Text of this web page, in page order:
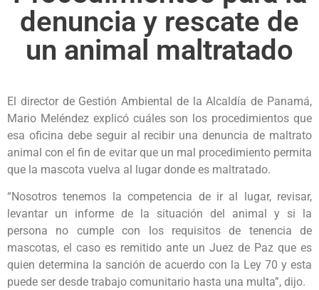
denuncia y rescate de
un animal maltratado
El director de Gestión Ambiental de la Alcaldía de Panamá,
Mario Meléndez explicó cuáles son los procedimientos que
esa oficina debe seguir al recibir una denuncia de maltrato
animal con el fin de evitar que un mal procedimiento permita
que la mascota vuelva al lugar donde es maltratado.
“Nosotros tenemos la competencia de ir al lugar, revisar,
levantar un informe de la situación del animal y si la
persona no cumple con los requisitos de tenencia de
mascotas, el caso es remitido ante un Juez de Paz que es
quien determina la sanción de acuerdo con la Ley 70 y esta
puede ser desde trabajo comunitario hasta una multa”, dijo.